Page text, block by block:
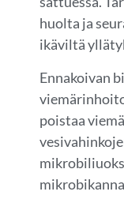
huolta ja
ikäviltä
Ennakoivan
poistaa